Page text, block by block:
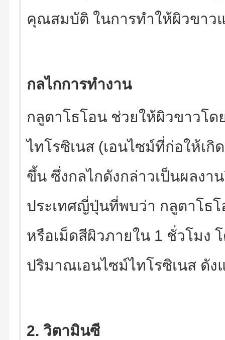
คุณสมบัติ ในการทำให้ผิวขาว
กลไกการทำงาน
กลูตาโธโอน ช่วยให้ผิวขาวโด
ไทโรซิเนส (เอนไซม์ที่ก่อให้เ
ขึ้น ซึ่งกลไกดังกล่าวเป็นผลงา
ประเทศญี่ปุ่นที่พบว่า กลูตาโธโ
หรือเม็ดสีผิวภายใน 1 ชั่วโมง
ปริมาณเอนไซม์ไทโรซิเนส ดัง
2. วิตามินซี